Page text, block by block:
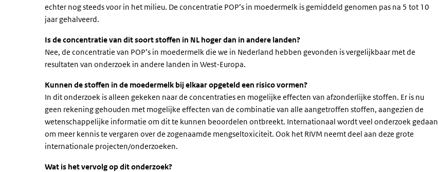
echter nog steeds voor in het milieu. De concentratie POP’s in moedermelk is gemiddeld genomen pas na 5 tot 10
jaar gehalveerd.
Is de concentratie van dit soort stoffen in NL hoger dan in andere landen?
Nee, de concentratie van POP’s in moedermelk die we in Nederland hebben gevonden is vergelijkbaar met de
resultaten van onderzoek in andere landen in West-Europa.
Kunnen de stoffen in de moedermelk bij elkaar opgeteld een risico vormen?
In dit onderzoek is alleen gekeken naar de concentraties en mogelijke effecten van afzonderlijke stoffen. Er is nu
geen rekening gehouden met mogelijke effecten van de combinatie van alle aangetroffen stoffen, aangezien de
wetenschappelijke informatie om dit te kunnen beoordelen ontbreekt. Internationaal wordt veel onderzoek gedaan
om meer kennis te vergaren over de zogenaamde mengseltoxiciteit. Ook het RIVM neemt deel aan deze grote
internationale projecten/onderzoeken.
Wat is het vervolg op dit onderzoek?